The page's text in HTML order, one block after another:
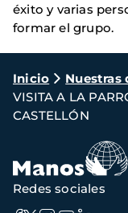
éxito y varias
formar el grupo.
Ruta
de
navegación
Inicio Nuestras
VISITA A LA
CASTELLÓN
Redes sociales